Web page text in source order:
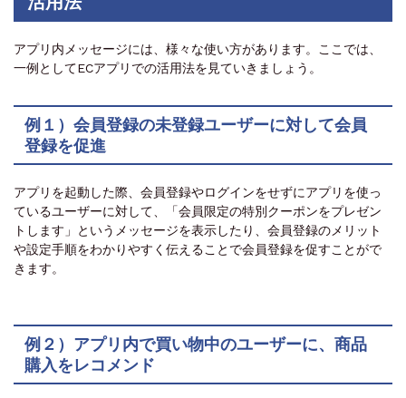
アプリ内メッセージには、様々な使い方があります。ここでは、
一例としてECアプリでの活用法を見ていきましょう。
例１）会員登録の未登録ユーザーに対して会員
登録を促進
アプリを起動した際、会員登録やログインをせずにアプリを使っ
ているユーザーに対して、「会員限定の特別クーポンをプレゼン
トします」というメッセージを表示したり、会員登録のメリット
や設定手順をわかりやすく伝えることで会員登録を促すことがで
きます。
例２）アプリ内で買い物中のユーザーに、商品
購入をレコメンド